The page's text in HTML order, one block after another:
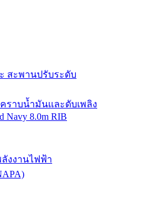
สะพานปรับระดับ
ราบน้ำมันและดับเพลิง
Navy 8.0m RIB
งงานไฟฟ้า